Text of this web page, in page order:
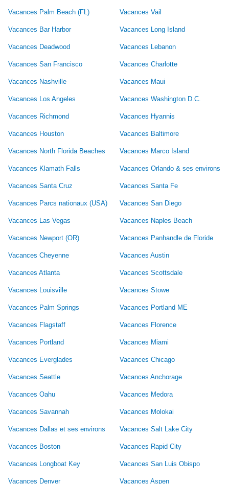
Vacances Palm Beach (FL) Vacances Vail
Vacances Bar Harbor Vacances Long Island
Vacances Deadwood Vacances Lebanon
Vacances San Francisco Vacances Charlotte
Vacances Nashville Vacances Maui
Vacances Los Angeles Vacances Washington D.C.
Vacances Richmond Vacances Hyannis
Vacances Houston Vacances Baltimore
Vacances North Florida Beaches Vacances Marco Island
Vacances Klamath Falls Vacances Orlando & ses environs
Vacances Santa Cruz Vacances Santa Fe
Vacances Parcs nationaux (USA) Vacances San Diego
Vacances Las Vegas Vacances Naples Beach
Vacances Newport (OR) Vacances Panhandle de Floride
Vacances Cheyenne Vacances Austin
Vacances Atlanta Vacances Scottsdale
Vacances Louisville Vacances Stowe
Vacances Palm Springs Vacances Portland ME
Vacances Flagstaff Vacances Florence
Vacances Portland Vacances Miami
Vacances Everglades Vacances Chicago
Vacances Seattle Vacances Anchorage
Vacances Oahu Vacances Medora
Vacances Savannah Vacances Molokai
Vacances Dallas et ses environs Vacances Salt Lake City
Vacances Boston Vacances Rapid City
Vacances Longboat Key Vacances San Luis Obispo
Vacances Denver Vacances Aspen